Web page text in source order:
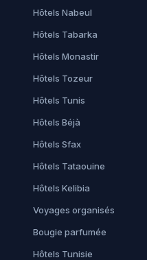
Hôtels Nabeul
Hôtels Tabarka
Hôtels Monastir
Hôtels Tozeur
Hôtels Tunis
Hôtels Béjà
Hôtels Sfax
Hôtels Tataouine
Hôtels Kelibia
Voyages organisés
Bougie parfumée
Hôtels Tunisie